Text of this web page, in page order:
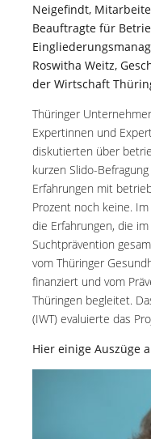
Neigefindt,
Beauftragte für
Roswitha Weitz,
der Wirtschaft
Thüringer
Expertinnen und
diskutierten über
kurzen Slido-
Erfahrungen mit
Prozent noch keine.
die Erfahrungen, die
Suchtprävention
vom Thüringer
finanziert und vom
Thüringen begleitet.
(IWT) evaluierte das
Hier einige Auszüge